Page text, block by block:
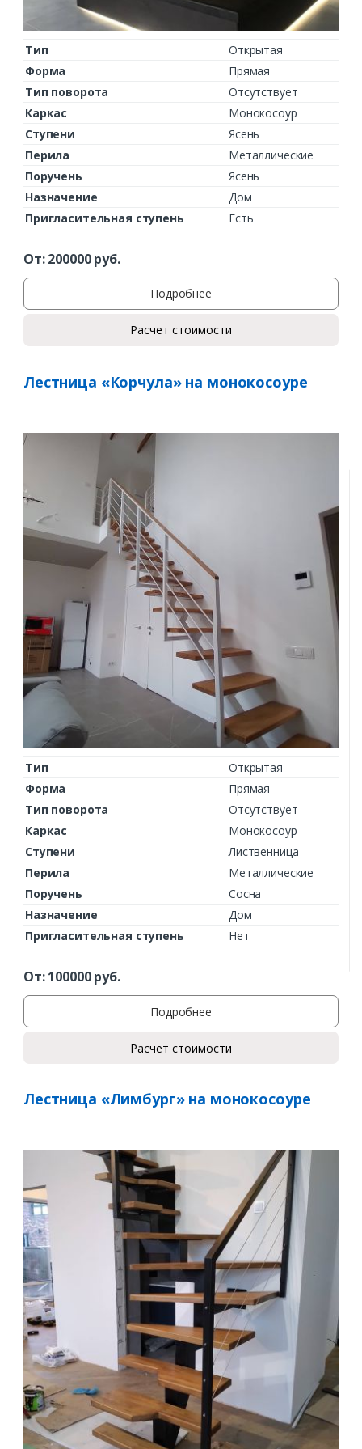
Тип
Открытая
Форма
Прямая
Тип поворота
Отсутствует
Каркас
Монокосоур
Ступени
Ясень
Перила
Металлические
Поручень
Ясень
Назначение
Дом
Пригласительная ступень
Есть
От:200000руб.
Подробнее
Расчет стоимости
Лестница «Корчула» на монокосоуре
Тип
Открытая
Форма
Прямая
Тип поворота
Отсутствует
Каркас
Монокосоур
Ступени
Лиственница
Перила
Металлические
Поручень
Сосна
Назначение
Дом
Пригласительная ступень
Нет
От:100000руб.
Подробнее
Расчет стоимости
Лестница «Лимбург» на монокосоуре